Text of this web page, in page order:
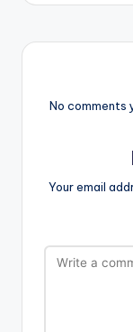
No comments
Your email